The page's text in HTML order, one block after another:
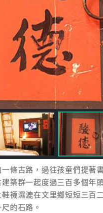
條古路，過往孩童們提著
築群一起度過三百多個年
襪濕漉在文里鄉短短三百
的石路。